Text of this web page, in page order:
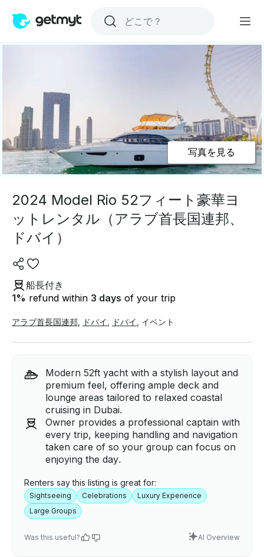
写真を見る
2024 Model Rio 52フィート豪華ヨ
ットレンタル（アラブ首長国連邦、
ドバイ）
船長付き
1% refund within 3 days of your trip
アラブ首長国連邦 ドバイ ドバイ イベント
Modern 52ft yacht with a stylish layout and
premium feel, offering ample deck and
lounge areas tailored to relaxed coastal
cruising in Dubai.
Owner provides a professional captain with
every trip, keeping handling and navigation
taken care of so your group can focus on
enjoying the day.
Renters say this listing is great for:
Sightseeing Celebrations
Luxury Experience
Large Groups
Was this useful? AI Overview